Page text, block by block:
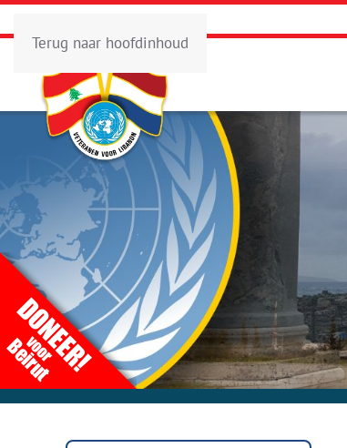
Terug naar hoofdinhoud